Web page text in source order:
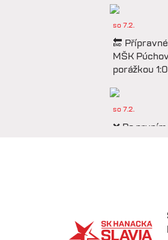
so 7.2.
🔚
MŠK
porážkou
so 7.2.
❌ Po
sestavě.